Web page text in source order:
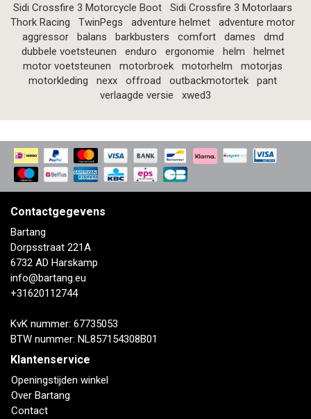
Sidi Crossfire 3 Motorcycle Boot
Sidi Crossfire 3 Motorlaars
Thork Racing
TwinPegs adventure helmet
adventure motor
aggressor
balans barkbusters comfort dames
dmd
dubbele voetsteunen
enduro ergonomie helm
helmet
motor voetsteunen
motorbroek motorhelm
motorjas
motorkleding
nexx offroad outbackmotortek
pant
verlaagde versie
xwed3
Contactgegevens
Bartang
Dorpsstraat 221A
6732 AD Harskamp
info@bartang.eu
+31620112744
KvK nummer: 67735053
BTW nummer: NL857154308B01
Klantenservice
Openingstijden winkel
Over Bartang
Contact